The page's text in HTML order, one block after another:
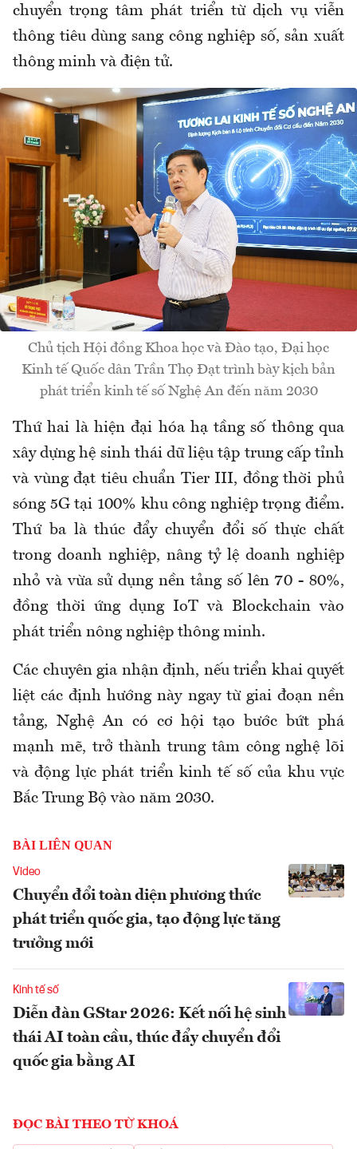
chuyển trọng tâm phát triển từ dịch vụ viễn
thông tiêu dùng sang công nghiệp số, sản xuất
thông minh và điện tử.
Chủ tịch Hội đồng Khoa học và Đào tạo, Đại học
Kinh tế Quốc dân Trần Thọ Đạt trình bày kịch bản
phát triển kinh tế số Nghệ An đến năm 2030
Thứ hai là hiện đại hóa hạ tầng số thông qua
xây dựng hệ sinh thái dữ liệu tập trung cấp tỉnh
và vùng đạt tiêu chuẩn Tier III, đồng thời phủ
sóng 5G tại 100% khu công nghiệp trọng điểm.
Thứ ba là thúc đẩy chuyển đổi số thực chất
trong doanh nghiệp, nâng tỷ lệ doanh nghiệp
nhỏ và vừa sử dụng nền tảng số lên 70 - 80%,
đồng thời ứng dụng IoT và Blockchain vào
phát triển nông nghiệp thông minh.
Các chuyên gia nhận định, nếu triển khai quyết
liệt các định hướng này ngay từ giai đoạn nền
tảng, Nghệ An có cơ hội tạo bước bứt phá
mạnh mẽ, trở thành trung tâm công nghệ lõi
và động lực phát triển kinh tế số của khu vực
Bắc Trung Bộ vào năm 2030.
BÀI LIÊN QUAN
Video
Chuyển đổi toàn diện phương thức
phát triển quốc gia, tạo động lực tăng
trưởng mới
Kinh tế số
Diễn đàn GStar 2026: Kết nối hệ sinh
thái AI toàn cầu, thúc đẩy chuyển đổi
quốc gia bằng AI
ĐỌC BÀI THEO TỪ KHOÁ